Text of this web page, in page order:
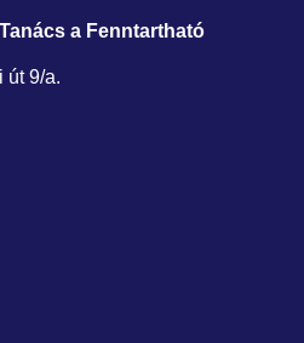
a Fenntartható
út 9/a.